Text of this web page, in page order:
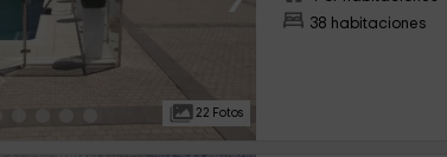
22 Fotos
38 habitaciones